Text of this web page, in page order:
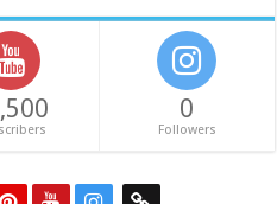
0
Followers